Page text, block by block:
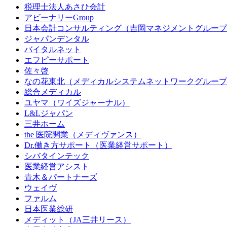
税理士法人あさひ会計
アビーナリーGroup
日本会計コンサルティング（吉岡マネジメントグルー
ジャパンデンタル
バイタルネット
エフピーサポート
佐々啓
なの花東北（メディカルシステムネットワークグルー
総合メディカル
ユヤマ（ワイズジャーナル）
L&Lジャパン
三井ホーム
the 医院開業（メディヴァンス）
Dr.働き方サポート（医業経営サポート）
シバタインテック
医業経営アシスト
青木＆パートナーズ
ウェイヴ
ファルム
日本医業総研
メディット（JA三井リース）